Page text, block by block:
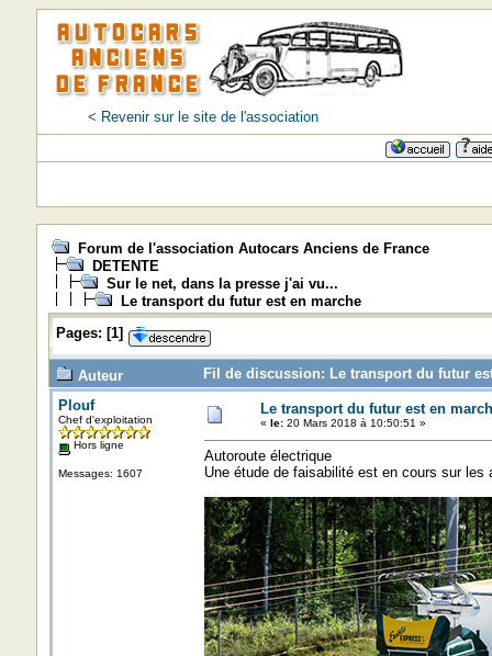
< Revenir sur le site de l'association
Forum de l'association Autocars Anciens de France
DETENTE
Sur le net, dans la presse j'ai vu...
Le transport du futur est en marche
Pages: [1]
Auteur
Fil de discussion: Le transport du futur
Plouf
Chef d'exploitation
Hors ligne
Messages: 1607
Le transport du futur est en
« le:20 Mars 2018 à 10:50:51 »
Autoroute électrique
Une étude de faisabilité est en cours sur les